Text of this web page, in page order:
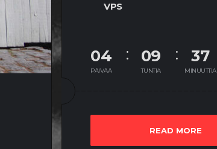
VPS
04
PÄIVÄÄ
09
TUNTIA
37
MINUUTTIA
READ MORE